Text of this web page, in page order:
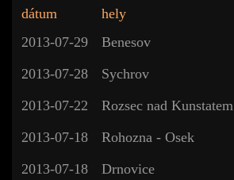
dátum hely
2013-07-29
Benesov
2013-07-28
Sychrov
2013-07-22
Rozsec nad Kunstatem
2013-07-18
Rohozna - Osek
2013-07-18
Drnovice